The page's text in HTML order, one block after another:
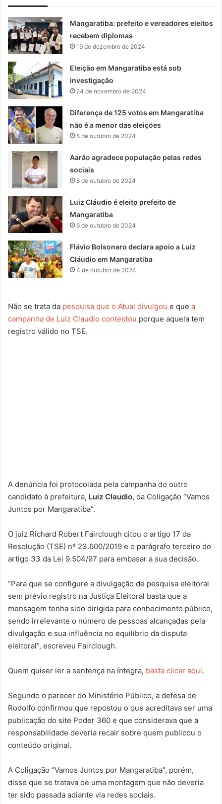
Mangaratiba: prefeito e vereadores eleitos
recebem diplomas
19 de dezembro de 2024
Eleição em Mangaratiba está sob
investigação
24 de novembro de 2024
Diferença de 125 votos em Mangaratiba
não é a menor das eleições
8 de outubro de 2024
Aarão agradece população pelas redes
sociais
8 de outubro de 2024
Luiz Cláudio é eleito prefeito de
Mangaratiba
6 de outubro de 2024
Flávio Bolsonaro declara apoio a Luiz
Cláudio em Mangaratiba
4 de outubro de 2024
Não se trata da pesquisa que o Atual divulgou e que a
campanha de Luiz Claudio contestou porque aquela tem
registro válido no TSE.
A denúncia foi protocolada pela campanha do outro
candidato à prefeitura, Luiz Claudio, da Coligação “Vamos
Juntos por Mangaratiba”.
O juiz Richard Robert Fairclough citou o artigo 17 da
Resolução (TSE) nº 23.600/2019 e o parágrafo terceiro do
artigo 33 da Lei 9.504/97 para embasar a sua decisão.
“Para que se configure a divulgação de pesquisa eleitoral
sem prévio registro na Justiça Eleitoral basta que a
mensagem tenha sido dirigida para conhecimento público,
sendo irrelevante o número de pessoas alcançadas pela
divulgação e sua influência no equilíbrio da disputa
eleitoral”, escreveu Fairclough.
Quem quiser ler a sentença na íntegra, basta clicar aqui.
Segundo o parecer do Ministério Público, a defesa de
Rodolfo confirmou que repostou o que acreditava ser uma
publicação do site Poder 360 e que considerava que a
responsabilidade deveria recair sobre quem publicou o
conteúdo original.
A Coligação “Vamos Juntos por Mangaratiba”, porém,
disse que se tratava de uma montagem que não deveria
ter sido passada adiante via redes sociais.